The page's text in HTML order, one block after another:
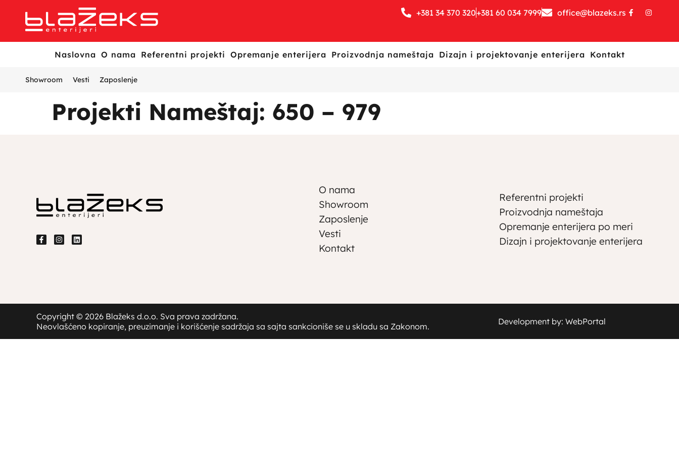
+381 34 370 320+381 60 034 7999 office@blazeks.rs
Naslovna O nama Referentni projekti Opremanje enterijera Proizvodnja nameštaja Dizajn i projektovanje enterijera Kontakt
Showroom Vesti Zaposlenje
Projekti Nameštaj: 650 – 979
O nama
Showroom
Zaposlenje
Vesti
Kontakt
Referentni projekti
Proizvodnja nameštaja
Opremanje enterijera po meri
Dizajn i projektovanje enterijera
Copyright © 2026 Blažeks d.o.o. Sva prava zadržana.
Neovlašćeno kopiranje, preuzimanje i korišćenje sadržaja sa sajta sankcioniše se u skladu sa Zakonom.
Development by: WebPortal